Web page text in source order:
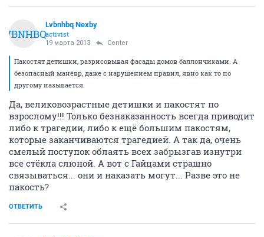
LVBNHBQ
Lvbnhbq Nexby
activist
19 марта 2013 Center
Пакостят детишки, разрисовывая фасады домов баллончиками. А
безопасный манёвр, даже с нарушением правил, явно как то по
другому называется.
Да, великовозрастные детишки и пакостят по
взрослому!!! Только безнаказанность всегда приводит
либо к трагедии, либо к ещё большим пакостям,
которые заканчиваются трагедией. А так да, очень
смелый поступок облаять всех забрызгав изнутри
все стёкла слюной. А вот с Гайцами страшно
связываться... они и наказать могут... Разве это не
пакость?
ОТВЕТИТЬ